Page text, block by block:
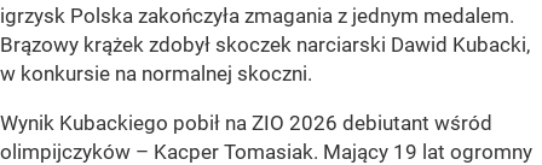
igrzysk Polska zakończyła zmagania z jednym medalem.
Brązowy krążek zdobył skoczek narciarski Dawid Kubacki,
w konkursie na normalnej skoczni.
Wynik Kubackiego pobił na ZIO 2026 debiutant wśród
olimpijczyków – Kacper Tomasiak. Mający 19 lat ogromny